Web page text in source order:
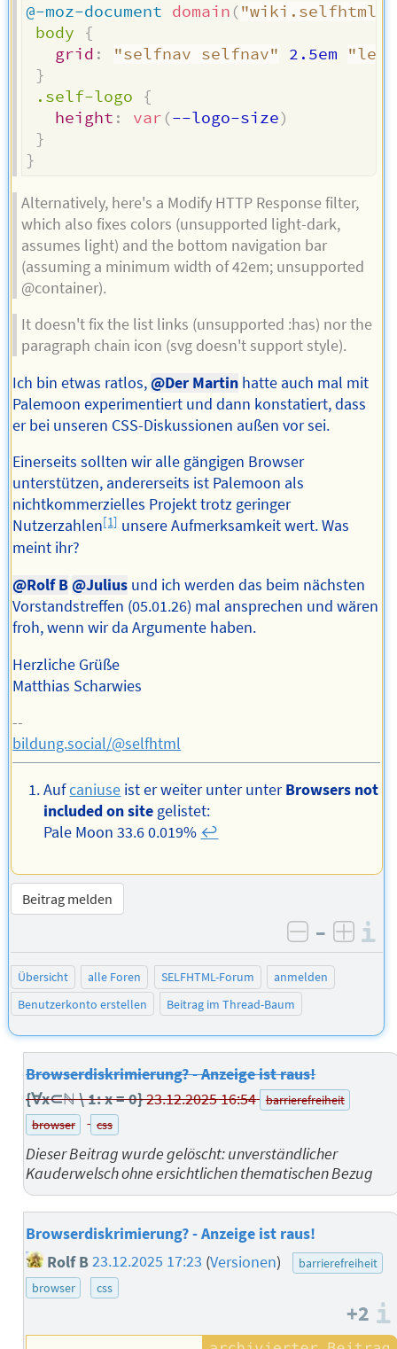
@-moz-document domain (
body
{
grid : "selfnav selfnav" 2.5em
}
.self-logo
{
height : var (--logo-size)
}
}
Alternatively, here's a Modify HTTP Response filter,
which also fixes colors (unsupported light-dark,
assumes light) and the bottom navigation bar
(assuming a minimum width of 42em; unsupported
@container).
It doesn't fix the list links (unsupported :has) nor the
paragraph chain icon (svg doesn't support style).
Ich bin etwas ratlos,@Der Martin hatte auch mal mit
Palemoon experimentiert und dann konstatiert, dass
er bei unseren CSS-Diskussionen außen vor sei.
Einerseits sollten wir alle gängigen Browser
unterstützen, andererseits ist Palemoon als
nichtkommerzielles Projekt trotz geringer
Nutzerzahlen[1]unsere Aufmerksamkeit wert. Was
meint ihr?
@Rolf B@Julius und ich werden das beim nächsten
Vorstandstreffen (05.01.26) mal ansprechen und wären
froh, wenn wir da Argumente haben.
Herzliche Grüße
Matthias Scharwies
--
bildung.social/@selfhtml
Aufcaniuse ist er weiter unter unterBrowsers not
included on site gelistet:
Pale Moon 33.6 0.019% ↩︎
Beitrag melden
negativ
–
Übersicht alle Foren SELFHTML-Forum
anmelden
Benutzerkonto erstellen
Beitrag im Thread-Baum
Browserdiskrimierung? - Anzeige ist raus!
{∀x⊂ℕ \ 1: x = 0}23.12.2025 16:54 barrierefreiheit
browser
css
Dieser Beitrag wurde gelöscht: unverständlicher
Kauderwelsch ohne ersichtlichen thematischen Bezug
Browserdiskrimierung? - Anzeige ist raus!
Rolf B23.12.2025 17:23 (Versionen)
barrierefreiheit
browser
css
+2